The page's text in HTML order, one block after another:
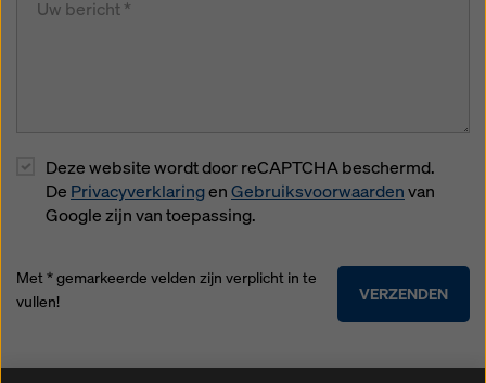
Deze website wordt door reCAPTCHA beschermd.
De PrivacyverklaringenGebruiksvoorwaardenvan
Google zijn van toepassing.
VERZENDEN
Met * gemarkeerde velden zijn verplicht in te
vullen!